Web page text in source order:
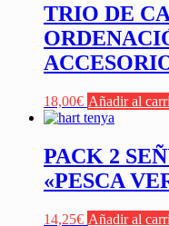
TRIO DE
18,00€ Añadir al
PACK 2
«PESCA
14,25€ Añadir al